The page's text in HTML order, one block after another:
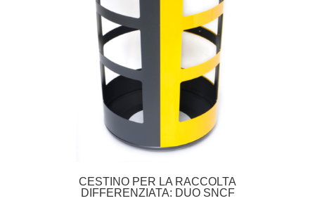
CESTINO PER LA RACCOLTA
DIFFERENZIATA: DUO SNCF